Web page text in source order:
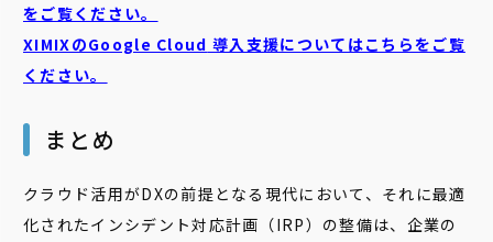
をご覧ください。
XIMIXのGoogle Cloud 導入支援についてはこちらをご覧
ください。
まとめ
クラウド活用がDXの前提となる現代において、それに最適
化されたインシデント対応計画（IRP）の整備は、企業の